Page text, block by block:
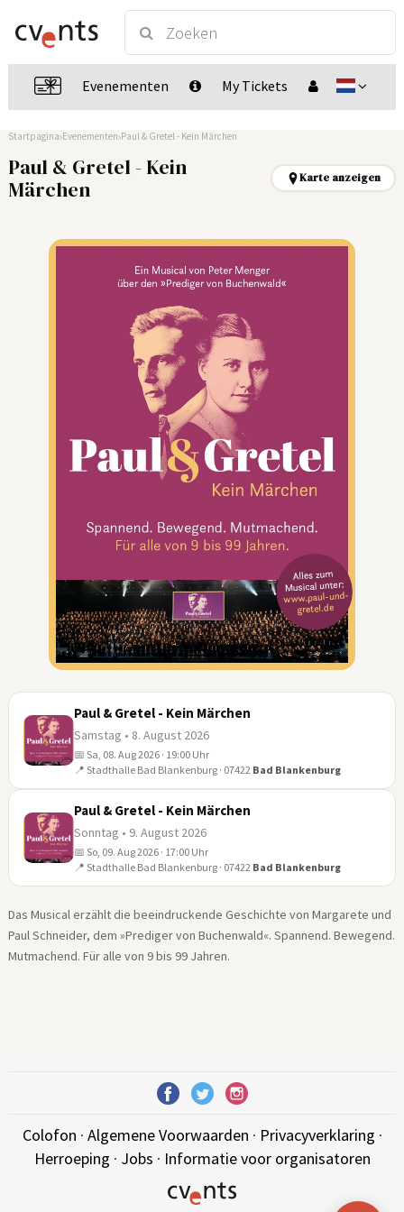
Evenementen My Tickets
Startpagina Evenementen Paul & Gretel - Kein Märchen
Paul & Gretel - Kein
Märchen
Karte anzeigen
AUG
Paul & Gretel - Kein Märchen
Samstag • 8. August 2026
📅 Sa, 08. Aug 2026 · 19:00 Uhr
📍 Stadthalle Bad Blankenburg · 07422 Bad Blankenburg
AUG
Paul & Gretel - Kein Märchen
Sonntag • 9. August 2026
📅 So, 09. Aug 2026 · 17:00 Uhr
📍 Stadthalle Bad Blankenburg · 07422 Bad Blankenburg
Das Musical erzählt die beeindruckende Geschichte von Margarete und
Paul Schneider, dem »Prediger von Buchenwald«. Spannend. Bewegend.
Mutmachend. Für alle von 9 bis 99 Jahren.
Colofon · Algemene Voorwaarden · Privacyverklaring ·
Herroeping · Jobs · Informatie voor organisatoren